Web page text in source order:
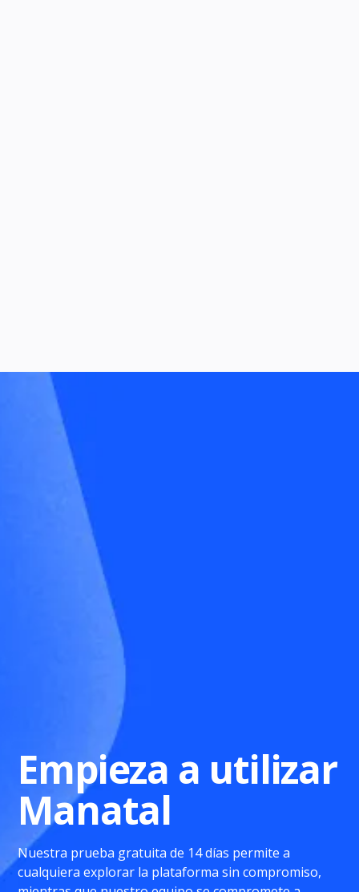
Empieza a utilizar
Manatal
Nuestra prueba gratuita de 14 días permite a
cualquiera explorar la plataforma sin compromiso,